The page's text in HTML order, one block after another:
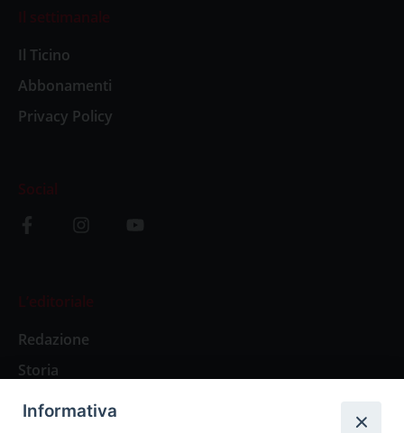
Il settimanale
Il Ticino
Abbonamenti
Privacy Policy
Social
L’editoriale
Redazione
Storia
Informativa